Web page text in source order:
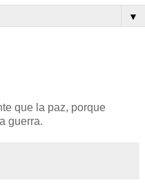
▼
que la paz, porque
guerra.